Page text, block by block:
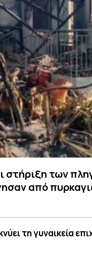
στήριξη των
από
τη γυναικεία